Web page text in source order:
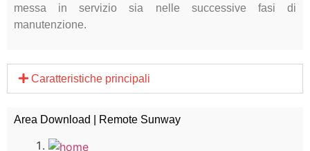
messa in servizio sia nelle successive fasi di
manutenzione.
Caratteristiche principali
Area Download | Remote Sunway